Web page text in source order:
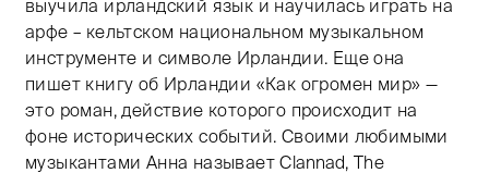
выучила ирландский язык и научилась играть на
арфе – кельтском национальном музыкальном
инструменте и символе Ирландии. Еще она
пишет книгу об Ирландии «Как огромен мир» —
это роман, действие которого происходит на
фоне исторических событий. Своими любимыми
музыкантами Анна называет Clannad, The